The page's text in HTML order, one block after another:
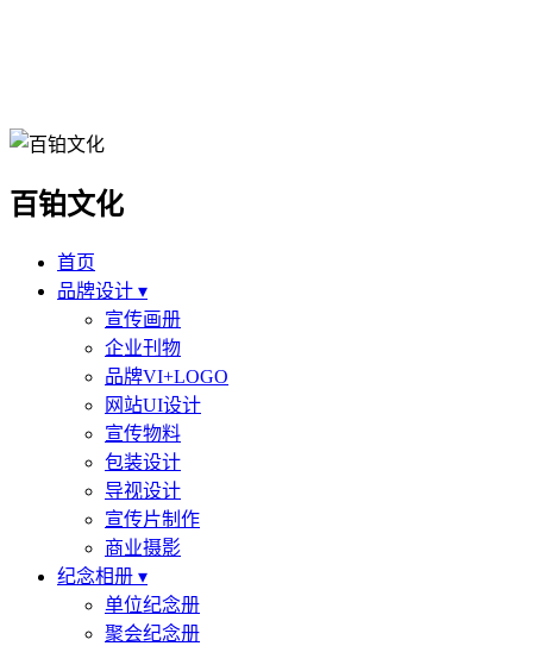
百铂文化
首页
品牌设计 ▾
宣传画册
企业刊物
品牌VI+LOGO
网站UI设计
宣传物料
包装设计
导视设计
宣传片制作
商业摄影
纪念相册 ▾
单位纪念册
聚会纪念册